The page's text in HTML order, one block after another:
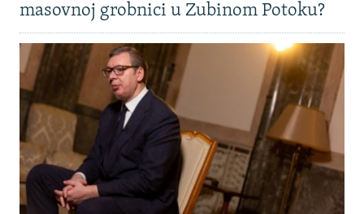
masovnoj grobnici u Zubinom Potoku?